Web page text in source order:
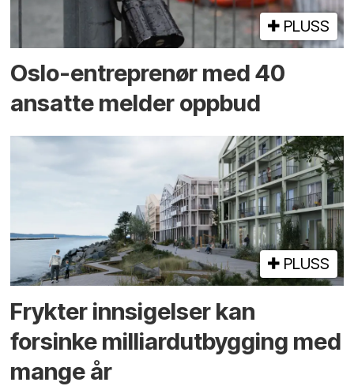
PLUSS
Oslo-entreprenør med 40
ansatte melder oppbud
PLUSS
Frykter innsigelser kan
forsinke milliard­utbygging med
mange år